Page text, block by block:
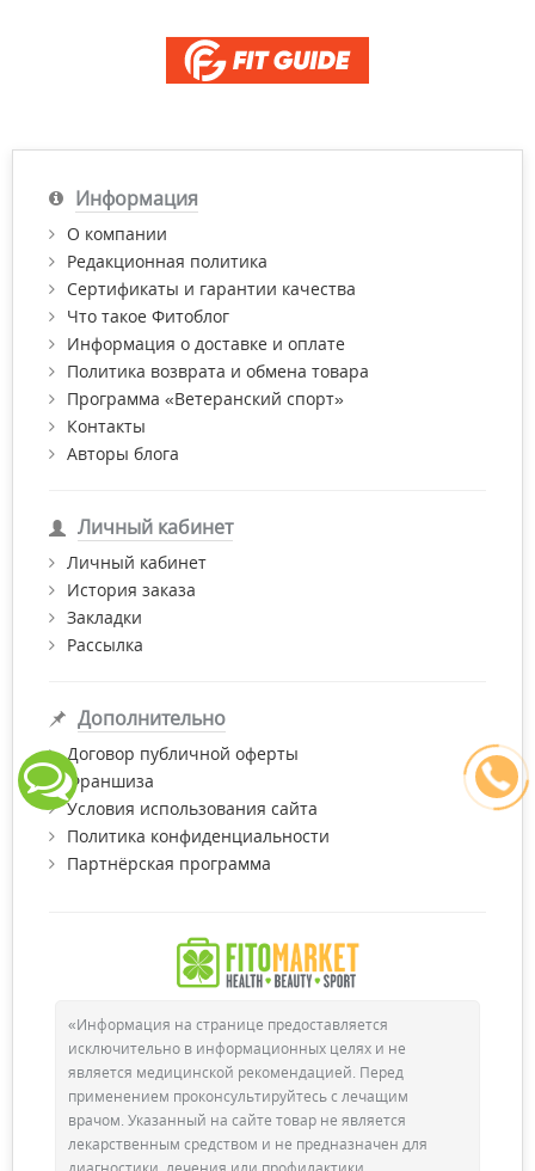
Информация
О компании
Редакционная политика
Сертификаты и гарантии качества
Что такое Фитоблог
Информация о доставке и оплате
Политика возврата и обмена товара
Программа «Ветеранский спорт»
Контакты
Авторы блога
Личный кабинет
Личный кабинет
История заказа
Закладки
Рассылка
Дополнительно
Договор публичной оферты
Франшиза
Условия использования сайта
Политика конфиденциальности
Партнёрская программа
«Информация на странице предоставляется
исключительно в информационных целях и не
является медицинской рекомендацией. Перед
применением проконсультируйтесь с лечащим
врачом. Указанный на сайте товар не является
лекарственным средством и не предназначен для